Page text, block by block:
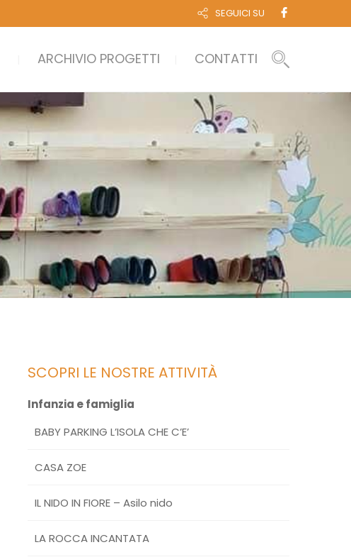
SEGUICI SU
ARCHIVIO PROGETTI CONTATTI
SCOPRI LE NOSTRE ATTIVITÀ
Infanzia e famiglia
BABY PARKING L’ISOLA CHE C’E’
CASA ZOE
IL NIDO IN FIORE – Asilo nido
LA ROCCA INCANTATA